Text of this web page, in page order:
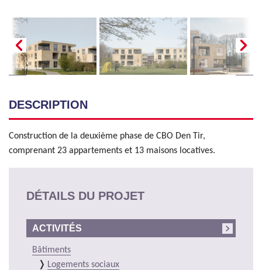
DESCRIPTION
Construction de la deuxième phase de CBO Den Tir,
comprenant 23 appartements et 13 maisons locatives.
DÉTAILS DU PROJET
ACTIVITÉS
Bâtiments
Logements sociaux